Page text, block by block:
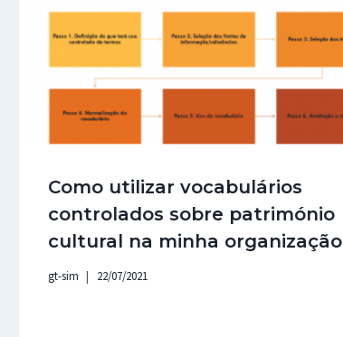
Como utilizar vocabulários
controlados sobre património
cultural na minha organização
gt-sim 22/07/2021